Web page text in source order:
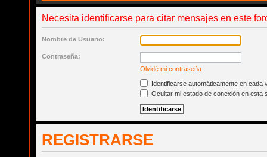
Necesita identificarse para citar mensajes en este
Nombre de Usuario:
Contraseña:
Olvidé mi contraseña
Identificarse automáticamente en cada
Ocultar mi estado de conexión en esta
REGISTRARSE